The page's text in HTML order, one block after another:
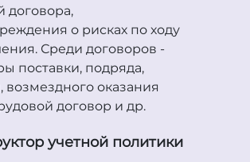
договора,
о рисках по ходу
Среди договоров -
поставки, подряда,
возмездного оказания
договор и др.
учетной политики